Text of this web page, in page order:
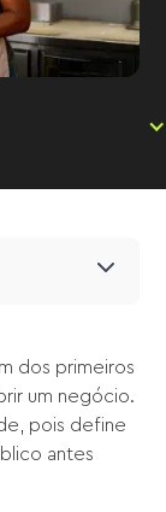
dos primeiros
um negócio.
pois define
antes